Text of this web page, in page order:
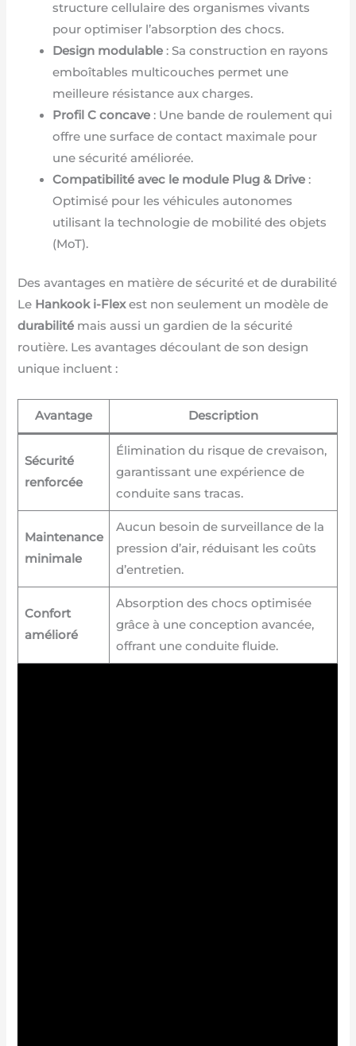
structure cellulaire des organismes vivants
pour optimiser l’absorption des chocs.
Design modulable : Sa construction en rayons
emboîtables multicouches permet une
meilleure résistance aux charges.
Profil C concave : Une bande de roulement qui
offre une surface de contact maximale pour
une sécurité améliorée.
Compatibilité avec le module Plug & Drive :
Optimisé pour les véhicules autonomes
utilisant la technologie de mobilité des objets
(MoT).
Des avantages en matière de sécurité et de durabilité
Le Hankook i-Flexest non seulement un modèle de
durabilité mais aussi un gardien de la sécurité
routière. Les avantages découlant de son design
unique incluent :
Avantage Description
Sécurité
renforcée
Élimination du risque de crevaison,
garantissant une expérience de
conduite sans tracas.
Maintenance
minimale
Aucun besoin de surveillance de la
pression d’air, réduisant les coûts
d’entretien.
Confort
amélioré
Absorption des chocs optimisée
grâce à une conception avancée,
offrant une conduite fluide.